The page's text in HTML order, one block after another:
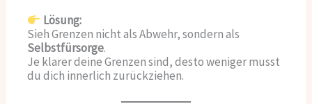
Lösung:
Sieh Grenzen nicht als Abwehr, sondern als
Selbstfürsorge.
Je klarer deine Grenzen sind, desto weniger musst
du dich innerlich zurückziehen.